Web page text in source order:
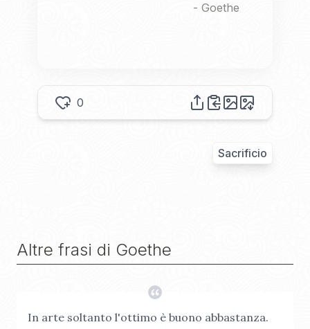
- Goethe
0
Sacrificio
Altre frasi di Goethe
In arte soltanto l'ottimo è buono abbastanza.